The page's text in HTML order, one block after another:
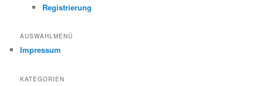
Registrierung
AUSWAHLMENÜ
Impressum
KATEGORIEN